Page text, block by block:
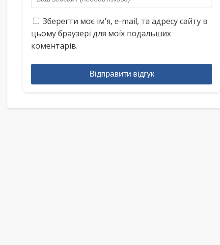
Зберегти моє ім'я, e-mail, та адресу сайту в
цьому браузері для моїх подальших
коментарів.
Відправити відгук